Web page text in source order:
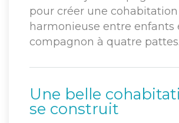
pour créer une cohabitation
harmonieuse entre enfants
compagnon à quatre pattes.
Une belle
se construit